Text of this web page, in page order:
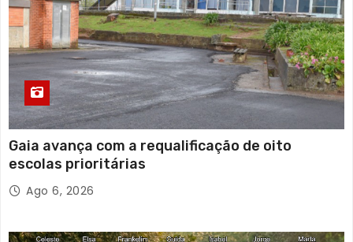
Gaia avança com a requalificação de oito
escolas prioritárias
Ago 6, 2026